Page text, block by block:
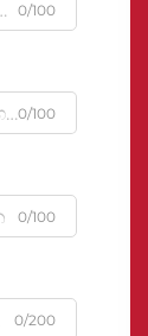
0/100
0/100
0/100
0/200